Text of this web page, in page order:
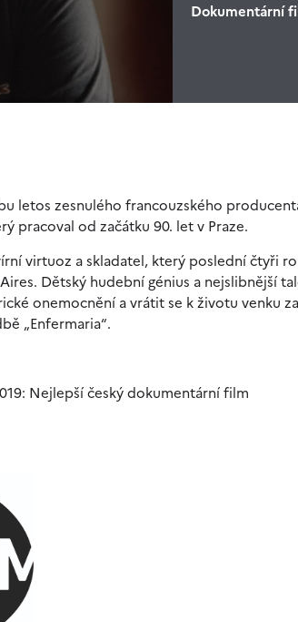
Dokumentární
letos zesnulého francouzského
pracoval od začátku 90. let v Praze.
virtuoz a skladatel, který poslední čtyři
Dětský hudební génius a nejslibnější
onemocnění a vrátit se k životu venku
„Enfermaria“.
Nejlepší český dokumentární film